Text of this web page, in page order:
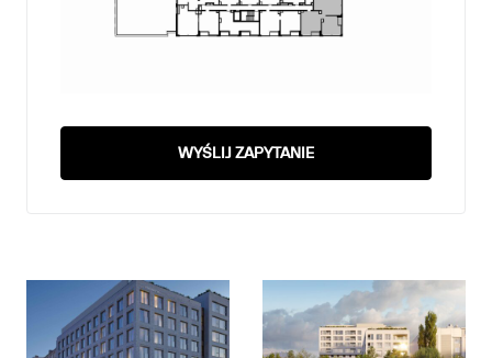
WYŚLIJ ZAPYTANIE